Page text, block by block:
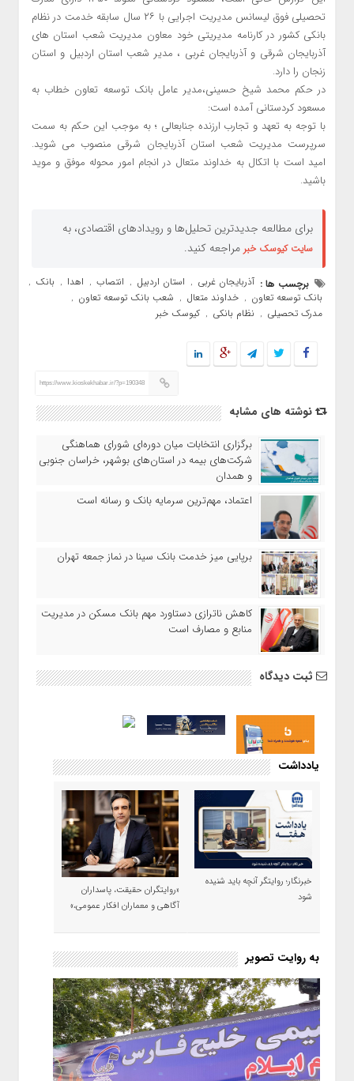
تحصیلی فوق لیسانس مدیریت اجرایی با ۲۶ سال سابقه خدمت در نظام
بانکی کشور در کارنامه مدیریتی خود معاون مدیریت شعب استان های
آذربایجان شرقی و آذربایجان غربی ، مدیر شعب استان اردبیل و استان
زنجان را دارد.
در حکم محمد شیخ حسینی،مدیر عامل بانک توسعه تعاون خطاب به
مسعود کردستانی آمده است:
با توجه به تعهد و تجارب ارزنده جنابعالی ؛ به موجب این حکم به سمت
سرپرست مدیریت شعب استان آذربایجان شرقی منصوب می شوید.
امید است با اتکال به خداوند متعال در انجام امور محوله موفق و موید
باشید.
برای مطالعه جدیدترین تحلیل‌ها و رویدادهای اقتصادی، به
سایت کیوسک خبر مراجعه کنید.
برچسب ها : آذربایجان غربی , استان اردبیل , انتصاب , اهدا , بانک ,
بانک توسعه تعاون , خداوند متعال , شعب بانک توسعه تعاون ,
مدرک تحصیلی , نظام بانکی , کیوسک خبر
https://www.kioskekhabar.ir/?p=190348
نوشته های مشابه
برگزاری انتخابات میان دوره‌ای شورای هماهنگی
شرکت‌های بیمه در استان‌های بوشهر، خراسان جنوبی
و همدان
اعتماد، مهم‌ترین سرمایه بانک و رسانه است
برپایی میز خدمت بانک سینا در نماز جمعه تهران
کاهش ناترازی دستاورد مهم بانک مسکن در مدیریت
منابع و مصارف است
ثبت دیدگاه
یادداشت
خبرنگار؛ روایتگر آنچه باید شنیده
شود
«روایتگران حقیقت، پاسداران
آگاهی و معماران افکار عمومی،»
به روایت تصویر